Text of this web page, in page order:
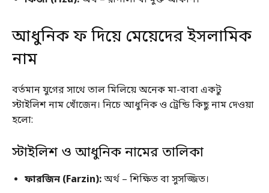
আধুনিক ফ দিয়ে মেয়েদের ইসলামিক
নাম
বর্তমান যুগের সাথে তাল মিলিয়ে অনেক মা-বাবা একটু
স্টাইলিশ নাম খোঁজেন। নিচে আধুনিক ও ট্রেন্ডি কিছু নাম দেওয়া
হলো:
স্টাইলিশ ও আধুনিক নামের তালিকা
ফারজিন (Farzin):অর্থ – শিক্ষিত বা সুসজ্জিত।